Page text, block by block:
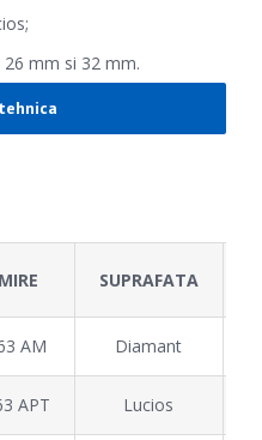
;
mm si 32 mm.
SUPRAFATA
AM Diamant
APT Lucios